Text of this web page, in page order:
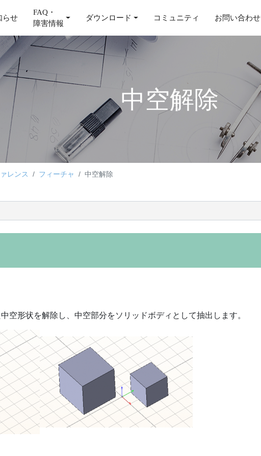
らせ
FAQ・
障害情報
ダウンロード コミュニティ お問い合わせ
中空解除
レンス フィーチャ 中空解除
空形状を解除し、中空部分をソリッドボディとして抽出します。